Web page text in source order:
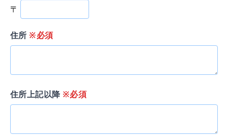
〒
住所 ※必須
住所上記以降 ※必須